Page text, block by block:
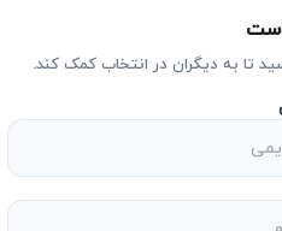
اتو پرس گرند به توصیه
برقی شود. خدمات آریابهکار
تا به دیگران در انتخاب کمک کند.